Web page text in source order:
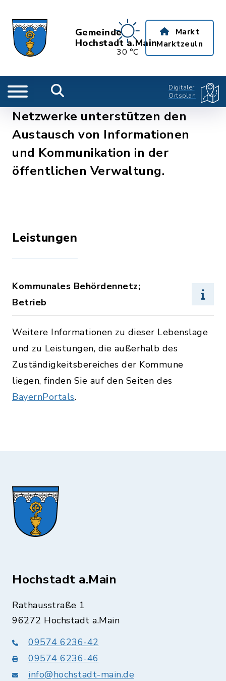
Gemeinde
Hochstadt a.Main
30 °C
Markt
Marktzeuln
Digitaler
Ortsplan
Netzwerke unterstützen den
Austausch von Informationen
und Kommunikation in der
öffentlichen Verwaltung.
Leistungen
Kommunales Behördennetz;
Betrieb
Weitere Informationen zu dieser Lebenslage
und zu Leistungen, die außerhalb des
Zuständigkeitsbereiches der Kommune
liegen, finden Sie auf den Seiten des
BayernPortals.
Hochstadt a.Main
Rathausstraße 1
96272 Hochstadt a.Main
09574 6236-42
09574 6236-46
info@hochstadt-main.de